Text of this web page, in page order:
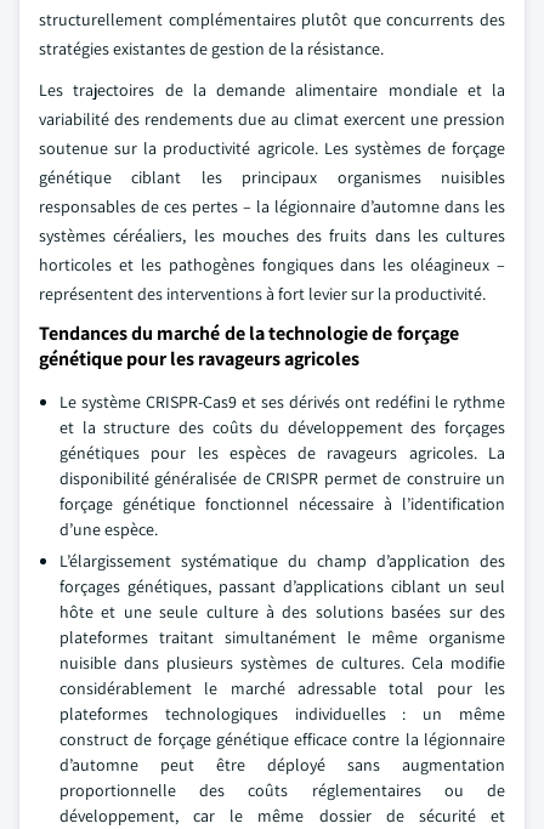
structurellement complémentaires plutôt que concurrents des
stratégies existantes de gestion de la résistance.
Les trajectoires de la demande alimentaire mondiale et la
variabilité des rendements due au climat exercent une pression
soutenue sur la productivité agricole. Les systèmes de forçage
génétique ciblant les principaux organismes nuisibles
responsables de ces pertes – la légionnaire d’automne dans les
systèmes céréaliers, les mouches des fruits dans les cultures
horticoles et les pathogènes fongiques dans les oléagineux –
représentent des interventions à fort levier sur la productivité.
Tendances du marché de la technologie de forçage
génétique pour les ravageurs agricoles
Le système CRISPR-Cas9 et ses dérivés ont redéfini le rythme
et la structure des coûts du développement des forçages
génétiques pour les espèces de ravageurs agricoles. La
disponibilité généralisée de CRISPR permet de construire un
forçage génétique fonctionnel nécessaire à l’identification
d’une espèce.
L’élargissement systématique du champ d’application des
forçages génétiques, passant d’applications ciblant un seul
hôte et une seule culture à des solutions basées sur des
plateformes traitant simultanément le même organisme
nuisible dans plusieurs systèmes de cultures. Cela modifie
considérablement le marché adressable total pour les
plateformes technologiques individuelles : un même
construct de forçage génétique efficace contre la légionnaire
d’automne peut être déployé sans augmentation
proportionnelle des coûts réglementaires ou de
développement, car le même dossier de sécurité et